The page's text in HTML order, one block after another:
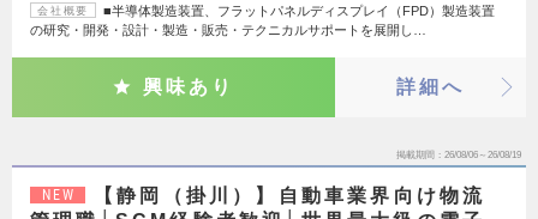
会社概要
■半導体製造装置、フラットパネルディスプレイ（FPD）製造装置
の研究・開発・設計・製造・販売・テクニカルサポートを展開し…
興味あり 詳細へ
掲載期間 26/08/06～26/08/19
NEW
【静岡（掛川）】自動車業界向け物流